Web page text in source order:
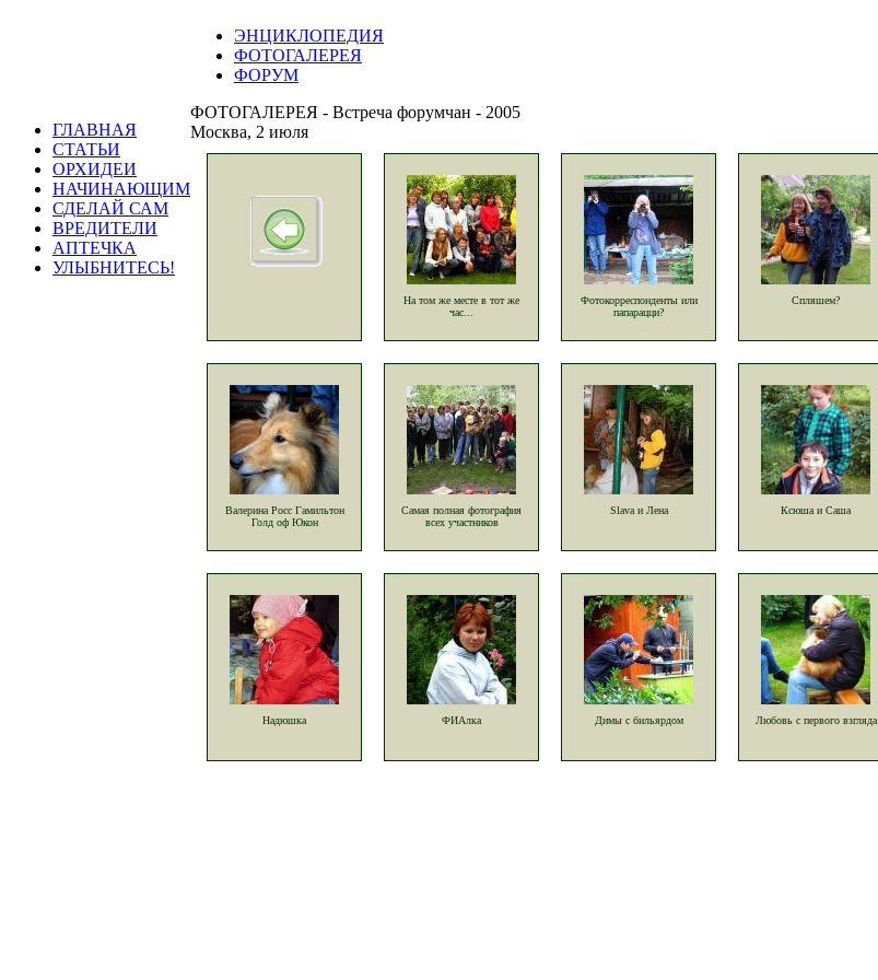
ЭНЦИКЛОПЕДИЯ
ФОТОГАЛЕРЕЯ
ФОРУМ
ГЛАВНАЯ
СТАТЬИ
ОРХИДЕИ
НАЧИНАЮЩИМ
СДЕЛАЙ САМ
ВРЕДИТЕЛИ
АПТЕЧКА
УЛЫБНИТЕСЬ!
ФОТОГАЛЕРЕЯ - Встреча форумчан - 2005
Москва, 2 июля
На том же месте в тот же
час...
Фотокорреспонденты или
папарацци?
Спляшем?
Валерина Росс Гамильтон
Голд оф Юкон
Самая полная фотография
всех участников
Slava и Лена Ксюша и Саша
Надюшка ФИАлка Димы с бильярдом Любовь с первого взгляда